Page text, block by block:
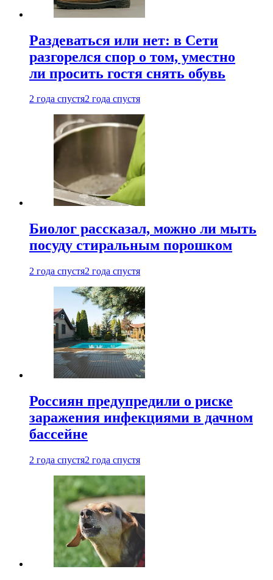
Раздеваться или нет: в Сети
разгорелся спор о том, уместно
ли просить гостя снять обувь
2 года спустя2 года спустя
Биолог рассказал, можно ли мыть
посуду стиральным порошком
2 года спустя2 года спустя
Россиян предупредили о риске
заражения инфекциями в дачном
бассейне
2 года спустя2 года спустя